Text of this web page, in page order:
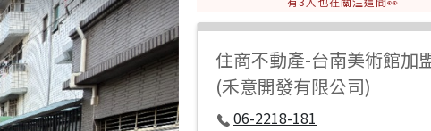
住商不動產-台南美術館加
(禾意開發有限公司)
06-2218-181